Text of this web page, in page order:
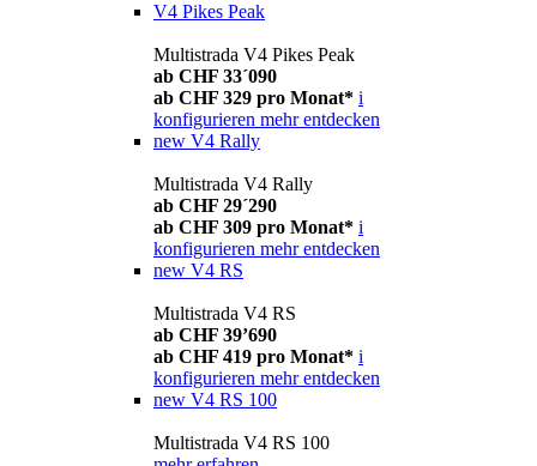
V4 Pikes Peak
Multistrada V4 Pikes Peak
ab CHF 33´090
ab CHF 329 pro Monat* i
konfigurieren mehr entdecken
new V4 Rally
Multistrada V4 Rally
ab CHF 29´290
ab CHF 309 pro Monat* i
konfigurieren mehr entdecken
new V4 RS
Multistrada V4 RS
ab CHF 39’690
ab CHF 419 pro Monat* i
konfigurieren mehr entdecken
new V4 RS 100
Multistrada V4 RS 100